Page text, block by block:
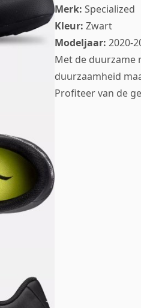
Merk: Specialized
Kleur: Zwart
Modeljaar: 2020-
Met de duurzame
duurzaamheid
Profiteer van de